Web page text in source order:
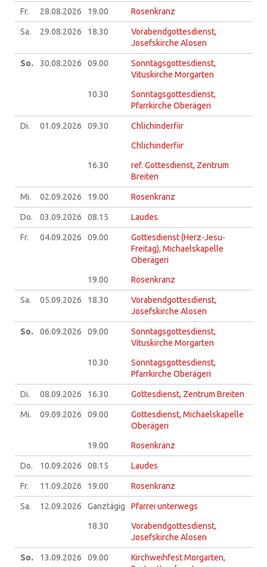
Fr. 28.08.2026 19.00 Rosenkranz
Sa. 29.08.2026 18.30
Vorabendgottesdienst,
Josefskirche Alosen
So. 30.08.2026 09.00
Sonntagsgottesdienst,
Vituskirche Morgarten
10.30
Sonntagsgottesdienst,
Pfarrkirche Oberägeri
Di. 01.09.2026 09.30 Chlichinderfiir
Chlichinderfiir
16.30
ref. Gottesdienst, Zentrum
Breiten
Mi. 02.09.2026 19.00 Rosenkranz
Do. 03.09.2026 08.15 Laudes
Fr. 04.09.2026 09.00
Gottesdienst (Herz-Jesu-
Freitag), Michaelskapelle
Oberägeri
19.00 Rosenkranz
Sa. 05.09.2026 18.30
Vorabendgottesdienst,
Josefskirche Alosen
So. 06.09.2026 09.00
Sonntagsgottesdienst,
Vituskirche Morgarten
10.30
Sonntagsgottesdienst,
Pfarrkirche Oberägeri
Di. 08.09.2026 16.30 Gottesdienst, Zentrum Breiten
Mi. 09.09.2026 09.00
Gottesdienst, Michaelskapelle
Oberägeri
19.00 Rosenkranz
Do. 10.09.2026 08.15 Laudes
Fr. 11.09.2026 19.00 Rosenkranz
Sa. 12.09.2026 Ganztägig Pfarrei unterwegs
18.30
Vorabendgottesdienst,
Josefskirche Alosen
So. 13.09.2026 09.00
Kirchweihfest Morgarten,